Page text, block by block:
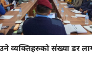
व्यक्तिहरुको संख्या डर लाग्दो